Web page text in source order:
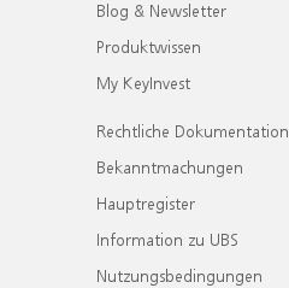
Blog & Newsletter
Produktwissen
My KeyInvest
Rechtliche Dokumentation
Bekanntmachungen
Hauptregister
Information zu UBS
Nutzungsbedingungen